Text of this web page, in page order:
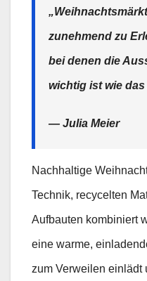
zunehmend zu
bei denen die
wichtig ist wie
— Julia Meier
Nachhaltige
Technik, recycelten
Aufbauten kombiniert
eine warme,
zum Verweilen einlädt